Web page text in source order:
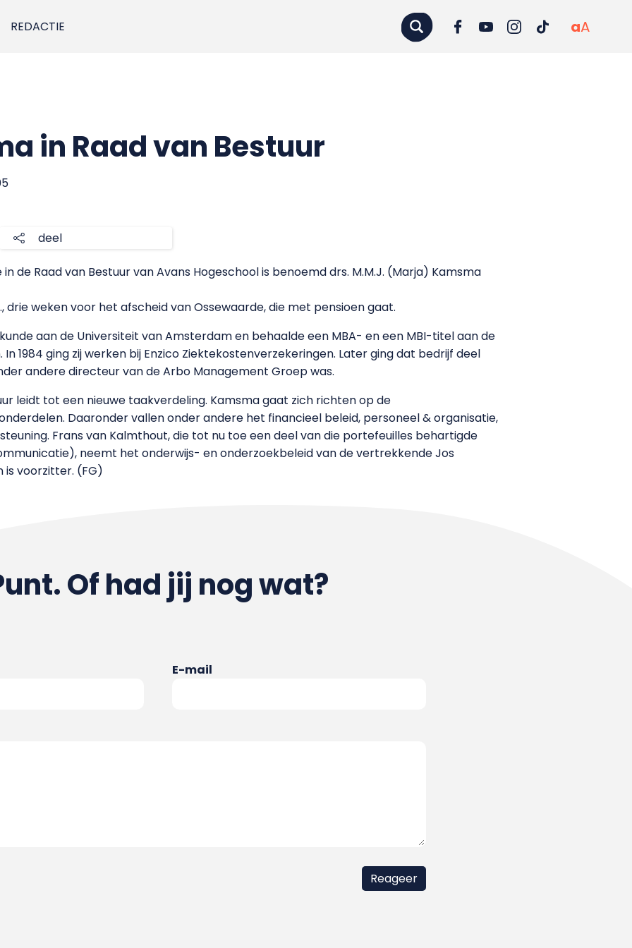
REDACTIE aA
in Raad van Bestuur
deel
de Raad van Bestuur van Avans Hogeschool is benoemd drs. M.M.J. (Marja) Kamsma
drie weken voor het afscheid van Ossewaarde, die met pensioen gaat.
aan de Universiteit van Amsterdam en behaalde een MBA- en een MBI-titel aan de
1984 ging zij werken bij Enzico Ziektekostenverzekeringen. Later ging dat bedrijf deel
andere directeur van de Arbo Management Groep was.
leidt tot een nieuwe taakverdeling. Kamsma gaat zich richten op de
Daaronder vallen onder andere het financieel beleid, personeel & organisatie,
Frans van Kalmthout, die tot nu toe een deel van die portefeuilles behartigde
neemt het onderwijs- en onderzoekbeleid van de vertrekkende Jos
is voorzitter. (FG)
Of had jij nog wat?
E-mail